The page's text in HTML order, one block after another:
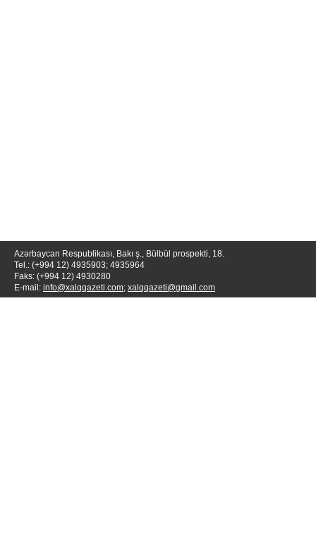
Azərbaycan Respublikası, Bakı ş., Bülbül prospekti, 18.
Tel.: (+994 12) 4935903; 4935964
Faks: (+994 12) 4930280
E-mail: info@xalqqazeti.com; xalqqazeti@gmail.com